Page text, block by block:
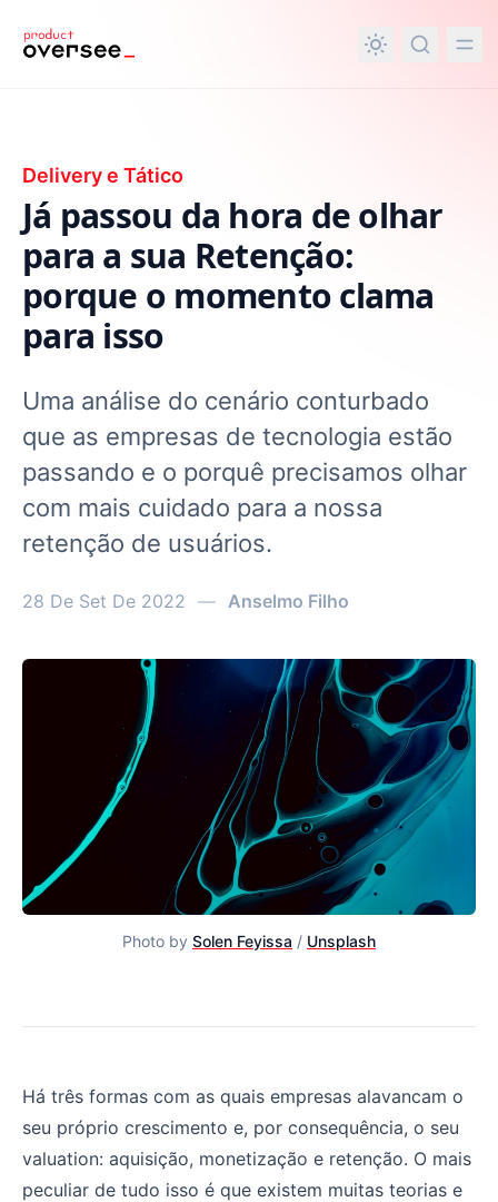
principal
Delivery e Tático
Já passou da hora de olhar
para a sua Retenção:
porque o momento clama
para isso
Uma análise do cenário conturbado
que as empresas de tecnologia estão
passando e o porquê precisamos olhar
com mais cuidado para a nossa
retenção de usuários.
28 De Set De 2022 — Anselmo Filho
Photo by Solen Feyissa / Unsplash
Há três formas com as quais empresas alavancam o
seu próprio crescimento e, por consequência, o seu
valuation: aquisição, monetização e retenção. O mais
peculiar de tudo isso é que existem muitas teorias e